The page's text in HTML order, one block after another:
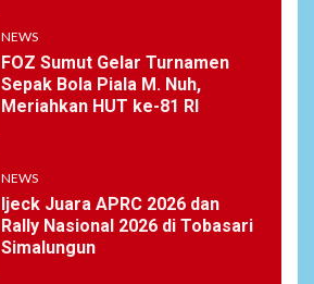
NEWS
FOZ Sumut Gelar Turnamen
Sepak Bola Piala M. Nuh,
Meriahkan HUT ke-81 RI
NEWS
Ijeck Juara APRC 2026 dan
Rally Nasional 2026 di Tobasari
Simalungun